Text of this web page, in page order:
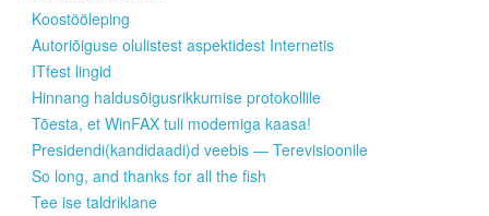
Koostööleping
Autoriõiguse olulistest aspektidest Internetis
ITfest lingid
Hinnang haldusõigusrikkumise protokollile
Tõesta, et WinFAX tuli modemiga kaasa!
Presidendi(kandidaadi)d veebis — Terevisioonile
So long, and thanks for all the fish
Tee ise taldriklane